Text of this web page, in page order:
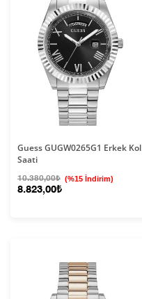
Guess GUGW0265G1 Erkek Kol
Saati
10.380,00₺ (%15 İndirim)
8.823,00₺